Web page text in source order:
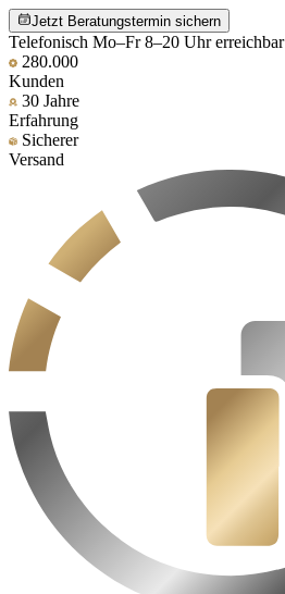
Jetzt Beratungstermin sichern
Telefonisch Mo–Fr 8–20 Uhr erreichbar
280.000
Kunden
30 Jahre
Erfahrung
Sicherer
Versand